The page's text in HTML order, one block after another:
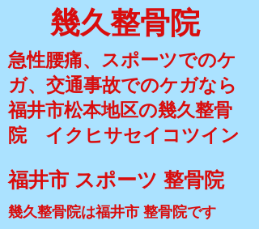
急性腰痛、スポーツでのケ
ガ、交通事故でのケガなら
福井市松本地区の幾久整骨
院 イクヒサセイコツイン
幾久整骨院
福井市 スポーツ 整骨院
幾久整骨院は福井市 整骨院です